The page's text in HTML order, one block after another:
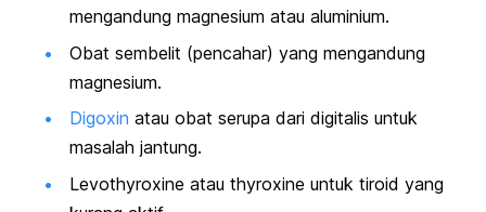
mengandung magnesium atau aluminium.
Obat sembelit (pencahar) yang mengandung
magnesium.
Digoxin atau obat serupa dari digitalis untuk
masalah jantung.
Levothyroxine atau thyroxine untuk tiroid yang